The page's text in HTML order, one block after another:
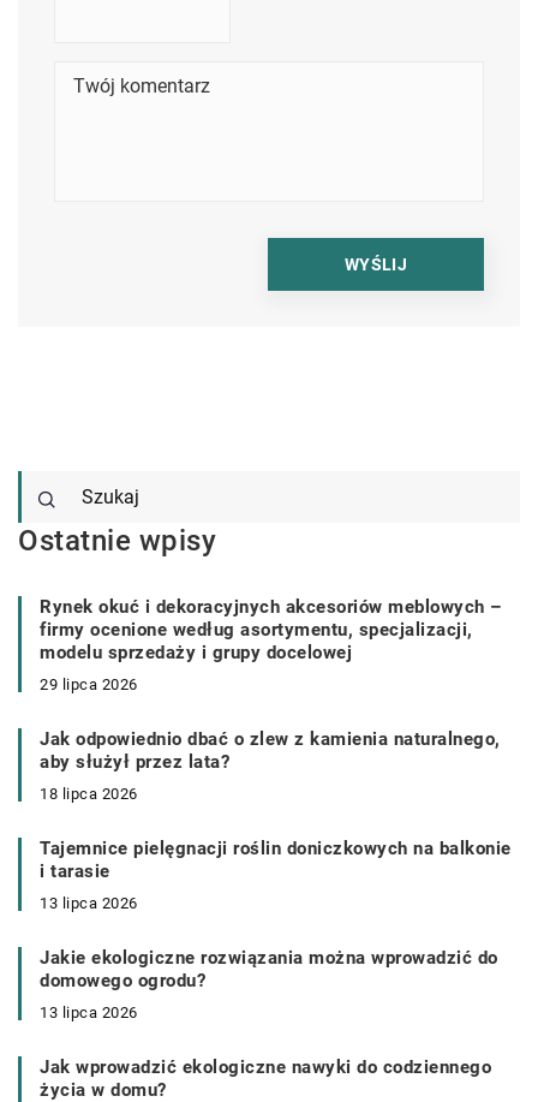
Ostatnie wpisy
Rynek okuć i dekoracyjnych akcesoriów meblowych –
firmy ocenione według asortymentu, specjalizacji,
modelu sprzedaży i grupy docelowej
29 lipca 2026
Jak odpowiednio dbać o zlew z kamienia naturalnego,
aby służył przez lata?
18 lipca 2026
Tajemnice pielęgnacji roślin doniczkowych na balkonie
i tarasie
13 lipca 2026
Jakie ekologiczne rozwiązania można wprowadzić do
domowego ogrodu?
13 lipca 2026
Jak wprowadzić ekologiczne nawyki do codziennego
życia w domu?